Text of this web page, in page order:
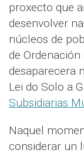
proxecto que
desenvolver
núcleos de
de
desaparecera
Lei do Solo a
Subsidiarias
Naquel
considerar un